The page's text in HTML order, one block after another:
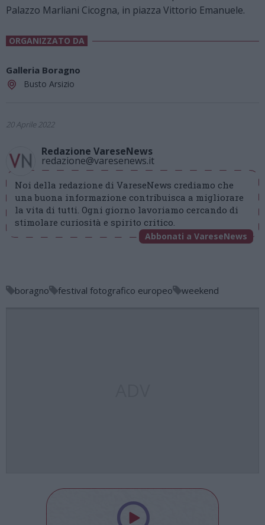
Palazzo Marliani Cicogna, in piazza Vittorio Emanuele.
ORGANIZZATO DA
Galleria Boragno
Busto Arsizio
20 Aprile 2022
Redazione VareseNews
redazione@varesenews.it
Noi della redazione di VareseNews crediamo che
una buona informazione contribuisca a migliorare
la vita di tutti. Ogni giorno lavoriamo cercando di
stimolare curiosità e spirito critico.
Abbonati a VareseNews
boragno festival fotografico europeo weekend